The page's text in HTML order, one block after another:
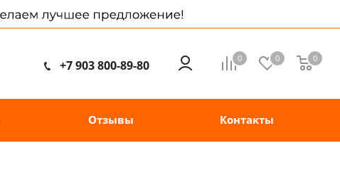
0 0 0
+7 903 800-89-80
Отзывы Контакты